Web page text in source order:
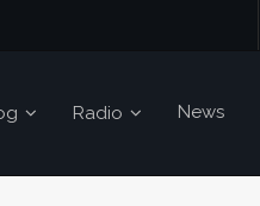
Radio News